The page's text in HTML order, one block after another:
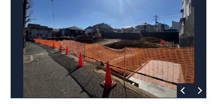
税、中古市場での売却時にも有利です。
住宅性能評価ダブル
取得
「設計」と「建設」のダブルで性
能を評価されています！図面を第三者機関へ提出します。外部
評価委員が建設中に3回、竣工時に1回の現場検査が行われま
す。構造の安定、劣化の軽減、維持管理への配慮、温熱環境・
エネルギー消費量（断熱等性能）の必須4分野、空気環境で、最
高等級取得！ ■ 耐震等級3 もっと詳しく 東栄住宅の建物
は、国が定めた耐震最高等級3を取得。建築基準法に定められ
た、｢数百年に一度発生する地震に対して、倒壊、崩壊しない｣
という基準から、さらに1.5倍の耐震力を達成しています。
風等級2 災害時の損傷の受けにくさを評価されています。建築
当社こだわりの空間アイディアをショート動画で
ご紹介しています。ここをクリック